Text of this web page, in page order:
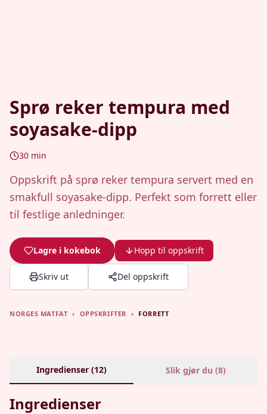
Sprø reker tempura med
soyasake-dipp
30 min
Oppskrift på sprø reker tempura servert med en
smakfull soyasake-dipp. Perfekt som forrett eller
til festlige anledninger.
Lagre i kokebok Hopp til oppskrift
Skriv ut Del oppskrift
NORGES MATFAT › OPPSKRIFTER › FORRETT
Ingredienser (12) Slik gjør du (8)
Ingredienser